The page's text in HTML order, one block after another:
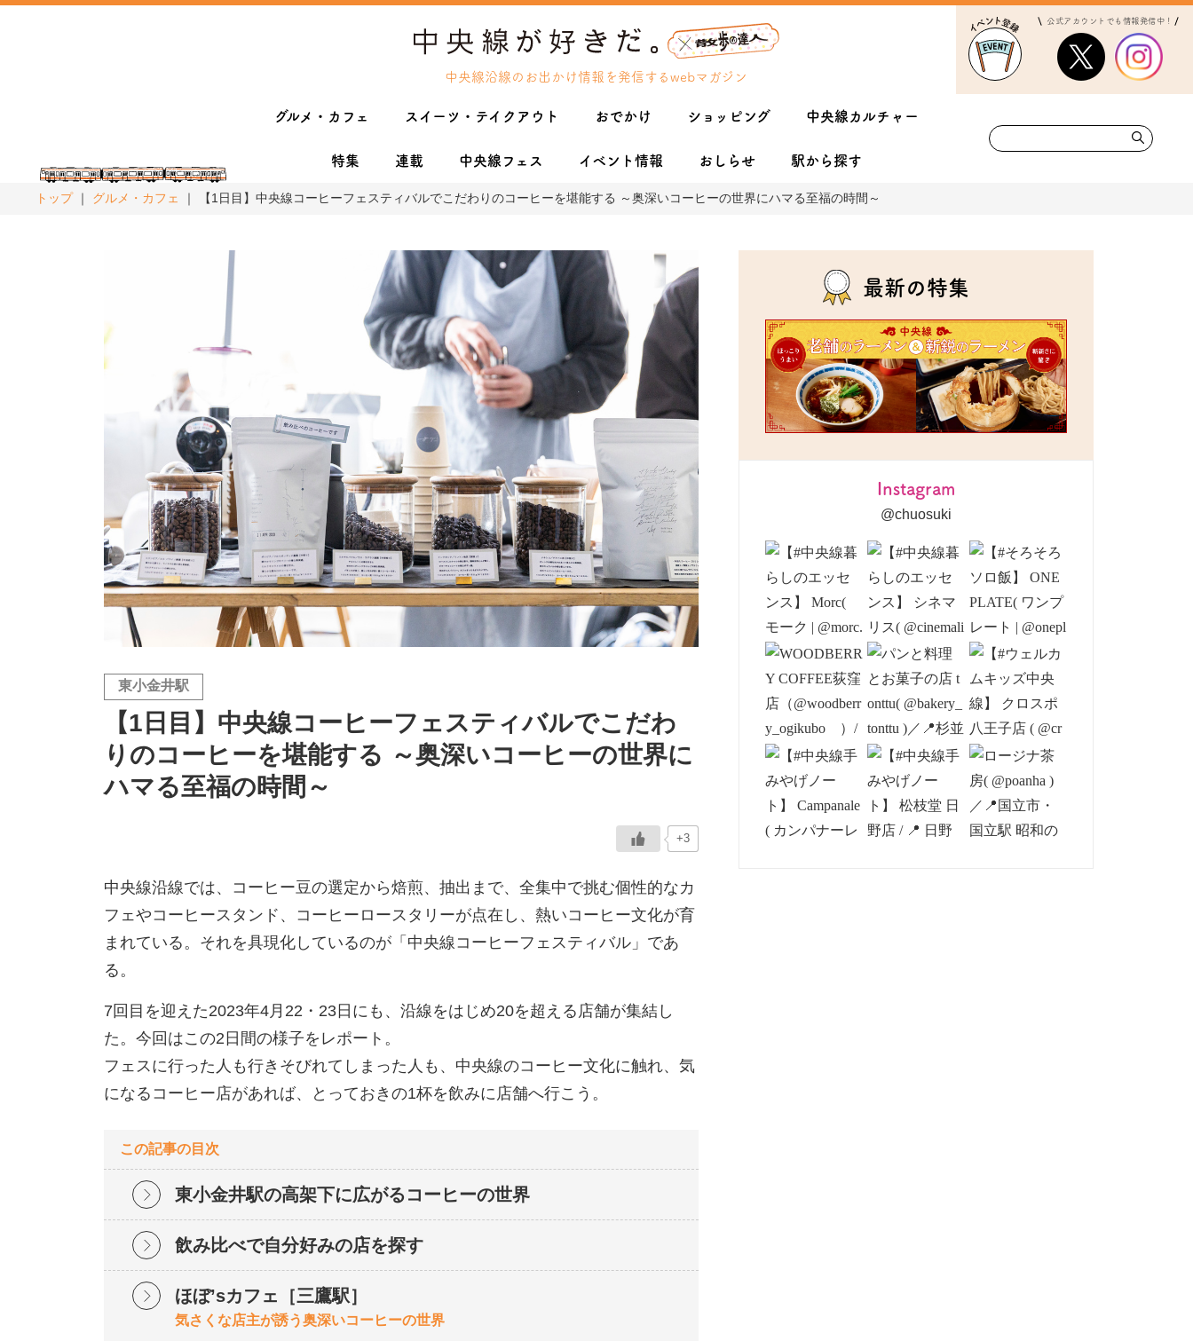
中央線沿線のお出かけ情報を発信するwebマガジン
公式アカウントでも情報発信中！
グルメ・カフェ スイーツ・テイクアウト おでかけ ショッピング 中央線カルチャー
特集 連載 中央線フェス イベント情報 おしらせ 駅から探す
トップ グルメ・カフェ 【1日目】中央線コーヒーフェスティバルでこだわりのコーヒーを堪能する ～奥深いコーヒーの世界にハマる至福の時間～
東小金井駅
【1日目】中央線コーヒーフェスティバルでこだわ
りのコーヒーを堪能する ～奥深いコーヒーの世界に
ハマる至福の時間～
+3
中央線沿線では、コーヒー豆の選定から焙煎、抽出まで、全集中で挑む個性的なカ
フェやコーヒースタンド、コーヒーロースタリーが点在し、熱いコーヒー文化が育
まれている。それを具現化しているのが「中央線コーヒーフェスティバル」であ
る。
7回目を迎えた2023年4月22・23日にも、沿線をはじめ20を超える店舗が集結し
た。今回はこの2日間の様子をレポート。
フェスに行った人も行きそびれてしまった人も、中央線のコーヒー文化に触れ、気
になるコーヒー店があれば、とっておきの1杯を飲みに店舗へ行こう。
この記事の目次
東小金井駅の高架下に広がるコーヒーの世界
飲み比べで自分好みの店を探す
ほぼ’sカフェ［三鷹駅］
気さくな店主が誘う奥深いコーヒーの世界
最新の特集
Instagram
@chuosuki